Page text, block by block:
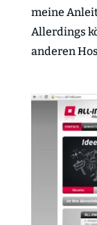
meine
Allerdings
anderen